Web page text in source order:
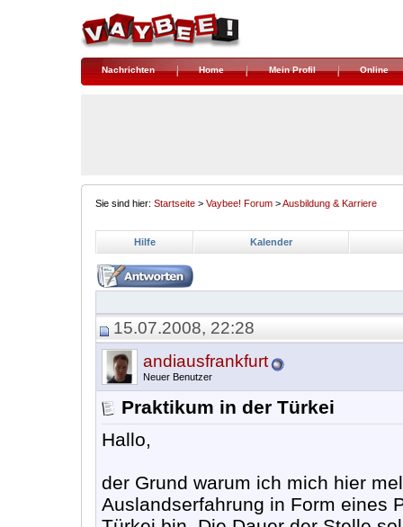
Nachrichten Home Mein Profil Online
Sie sind hier: Startseite > Vaybee! Forum >Ausbildung & Karriere
Hilfe Kalender
15.07.2008, 22:28
andiausfrankfurt
Neuer Benutzer
Praktikum in der Türkei
Hallo,
der Grund warum ich mich hier
Auslandserfahrung in Form eines